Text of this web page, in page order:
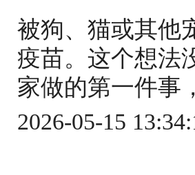
被狗、猫或其他
疫苗。这个想法
家做的第一件事
2026-05-15